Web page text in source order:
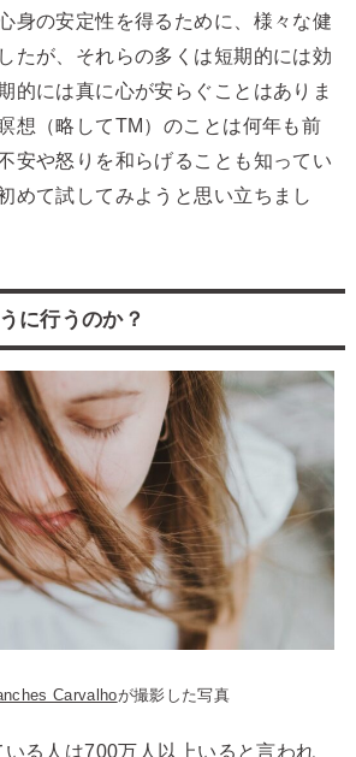
身の安定性を得るために、様々な健
たが、それらの多くは短期的には効
的には真に心が安らぐことはありま
想（略してTM）のことは何年も前
安や怒りを和らげることも知ってい
めて試してみようと思い立ちまし
に行うのか？
Carvalhoが撮影した写真
る人は700万人以上いると言われ